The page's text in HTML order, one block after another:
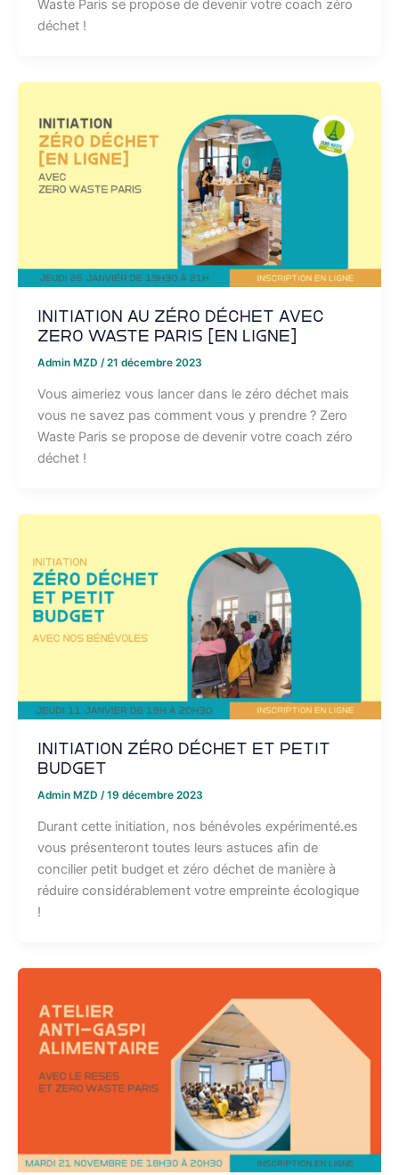
Waste Paris se propose de devenir votre coach zéro
déchet !
Initiation au zéro déchet avec
Zero Waste Paris [EN LIGNE]
Admin MZD /21 décembre 2023
Vous aimeriez vous lancer dans le zéro déchet mais
vous ne savez pas comment vous y prendre ? Zero
Waste Paris se propose de devenir votre coach zéro
déchet !
Initiation zéro déchet et petit
budget
Admin MZD /19 décembre 2023
Durant cette initiation, nos bénévoles expérimenté.es
vous présenteront toutes leurs astuces afin de
concilier petit budget et zéro déchet de manière à
réduire considérablement votre empreinte écologique
!